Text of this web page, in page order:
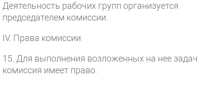
Деятельность рабочих групп организуется
председателем комиссии.
IV. Права комиссии
15. Для выполнения возложенных на нее задач
комиссия имеет право: